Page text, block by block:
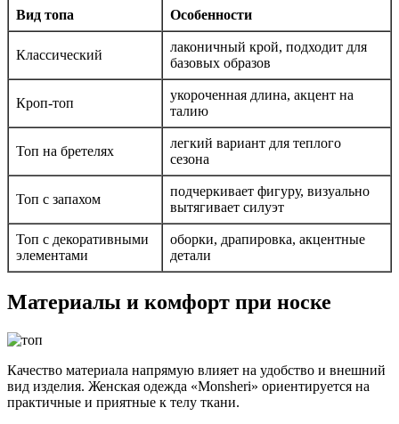
Вид топа Особенности
Классический
лаконичный крой, подходит для
базовых образов
Кроп-топ
укороченная длина, акцент на
талию
Топ на бретелях
легкий вариант для теплого
сезона
Топ с запахом
подчеркивает фигуру, визуально
вытягивает силуэт
Топ с декоративными
элементами
оборки, драпировка, акцентные
детали
Материалы и комфорт при носке
Качество материала напрямую влияет на удобство и внешний
вид изделия. Женская одежда «Monsheri» ориентируется на
практичные и приятные к телу ткани.